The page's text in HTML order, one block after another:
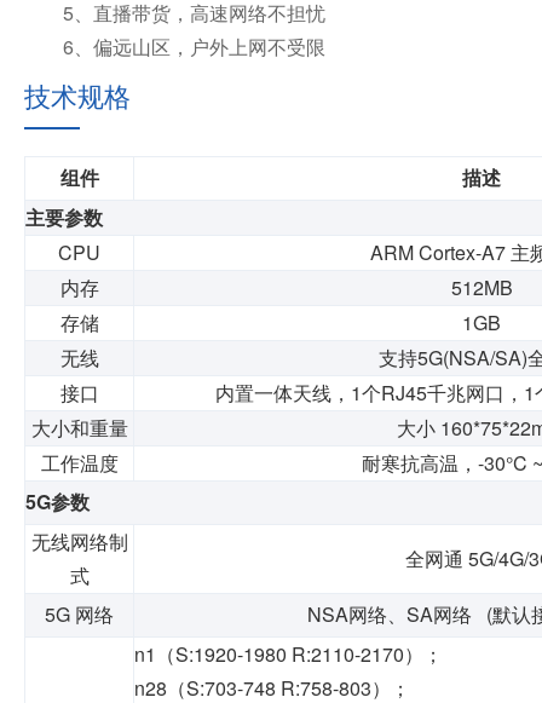
5、直播带货，高速网络不担忧
6、偏远山区，户外上网不受限
技术规格
组件
描述
主要参数
CPU
ARM Cortex-A7 主
内存
512MB
存储
1GB
无线
支持5G(NSA/SA)
接口
内置一体天线， 1个RJ45千兆网口， 1
大小和重量 大小
工作温度
耐寒抗高温， -30°C
5G参数
无线网络制
式
全网通 5G/4G/
5G 网络 NSA网络、 SA网络 (默认
n1（S:1920-1980 R:2110-2170）；
n28（S:703-748 R:758-803）；